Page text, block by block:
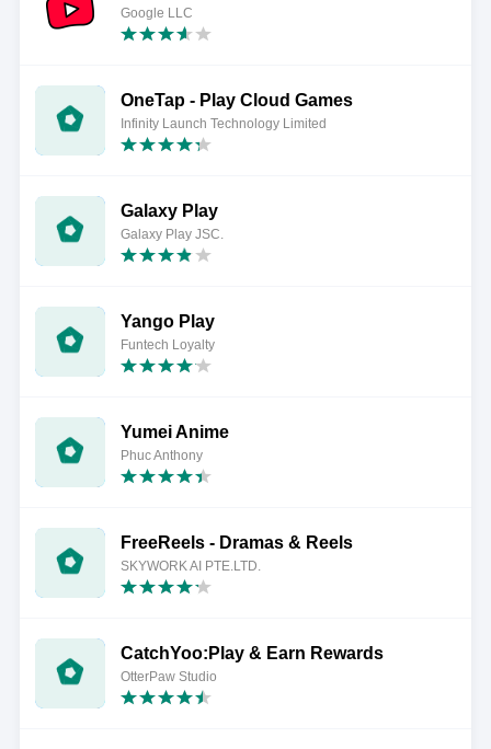
Google LLC
OneTap - Play Cloud Games
Infinity Launch Technology Limited
Galaxy Play
Galaxy Play JSC.
Yango Play
Funtech Loyalty
Yumei Anime
Phuc Anthony
FreeReels - Dramas & Reels
SKYWORK AI PTE.LTD.
CatchYoo:Play & Earn Rewards
OtterPaw Studio